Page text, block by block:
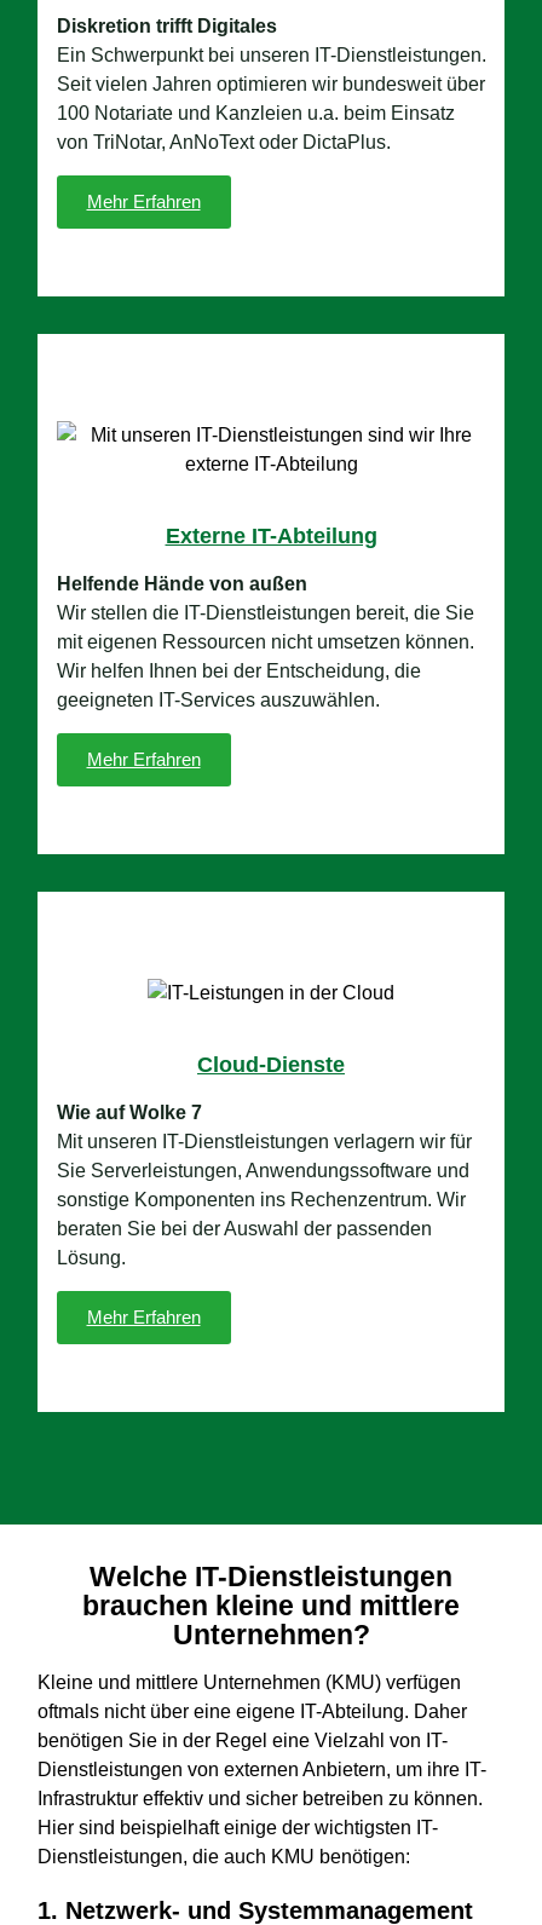
Diskretion trifft Digitales
Ein Schwerpunkt bei unseren IT-Dienstleistungen.
Seit vielen Jahren optimieren wir bundesweit über
100 Notariate und Kanzleien u.a. beim Einsatz
von TriNotar, AnNoText oder DictaPlus.
Mehr Erfahren
Externe IT-Abteilung
Helfende Hände von außen
Wir stellen die IT-Dienstleistungen bereit, die Sie
mit eigenen Ressourcen nicht umsetzen können.
Wir helfen Ihnen bei der Entscheidung, die
geeigneten IT-Services auszuwählen.
Mehr Erfahren
Cloud-Dienste
Wie auf Wolke 7
Mit unseren IT-Dienstleistungen verlagern wir für
Sie Serverleistungen, Anwendungssoftware und
sonstige Komponenten ins Rechenzentrum. Wir
beraten Sie bei der Auswahl der passenden
Lösung.
Mehr Erfahren
Welche IT-Dienstleistungen
brauchen kleine und mittlere
Unternehmen?
Kleine und mittlere Unternehmen (KMU) verfügen
oftmals nicht über eine eigene IT-Abteilung. Daher
benötigen Sie in der Regel eine Vielzahl von IT-
Dienstleistungen von externen Anbietern, um ihre IT-
Infrastruktur effektiv und sicher betreiben zu können.
Hier sind beispielhaft einige der wichtigsten IT-
Dienstleistungen, die auch KMU benötigen:
1. Netzwerk- und Systemmanagement